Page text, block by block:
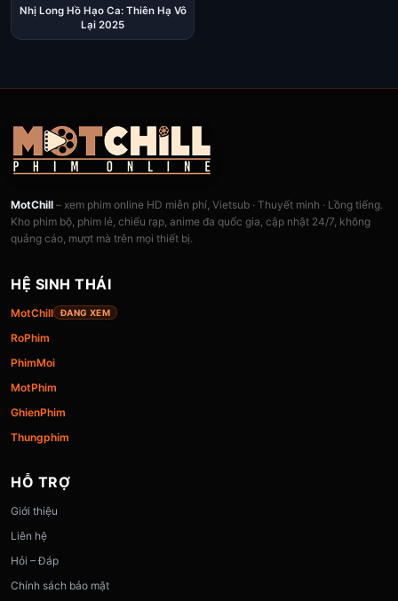
Nhị Long Hồ Hạo Ca: Thiên Hạ Vô
Lại 2025
MotChill – xem phim online HD miễn phí, Vietsub · Thuyết minh · Lồng tiếng.
Kho phim bộ, phim lẻ, chiếu rạp, anime đa quốc gia, cập nhật 24/7, không
quảng cáo, mượt mà trên mọi thiết bị.
HỆ SINH THÁI
MotChill ĐANG XEM
RoPhim
PhimMoi
MotPhim
GhienPhim
Thungphim
HỖ TRỢ
Giới thiệu
Liên hệ
Hỏi – Đáp
Chính sách bảo mật